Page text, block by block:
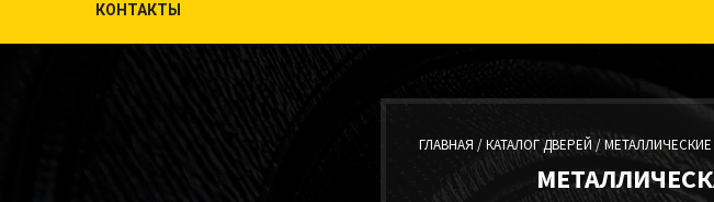
КОНТАКТЫ
ГЛАВНАЯ /КАТАЛОГ ДВЕРЕЙ /